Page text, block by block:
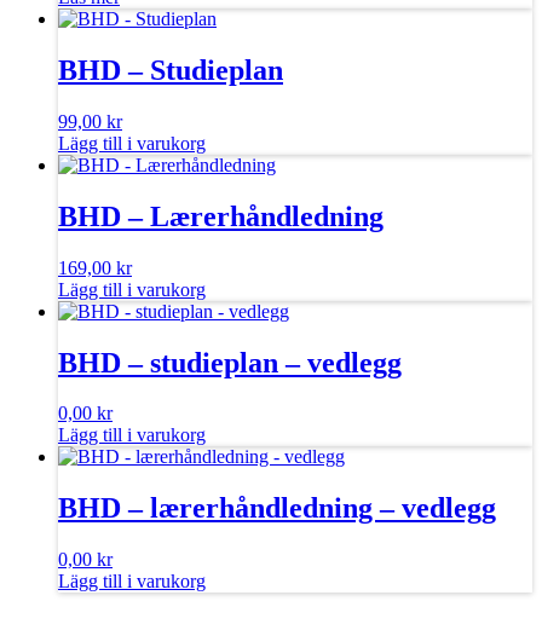
BHD – Studieplan
99,00 kr
Lägg till i varukorg
BHD – Lærerhåndledning
169,00 kr
Lägg till i varukorg
BHD – studieplan – vedlegg
0,00 kr
Lägg till i varukorg
BHD – lærerhåndledning – vedlegg
0,00 kr
Lägg till i varukorg